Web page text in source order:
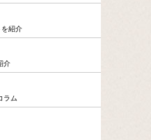
を紹介
介
ラム